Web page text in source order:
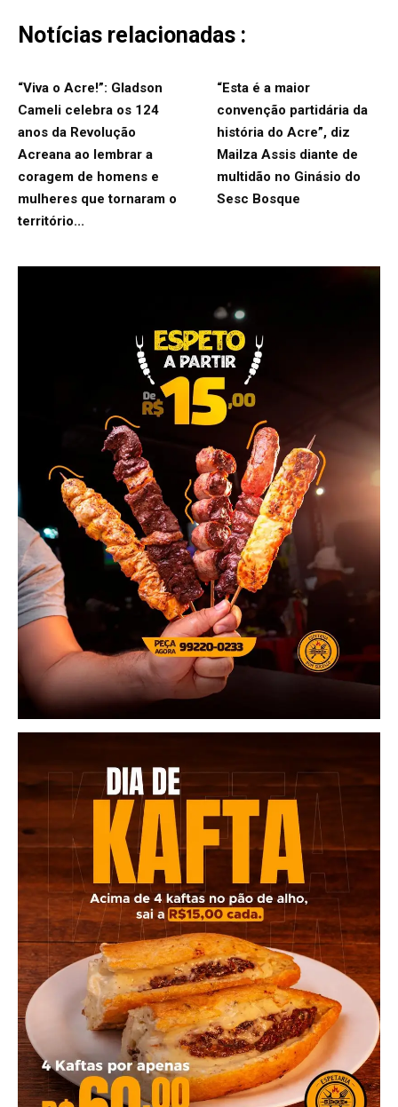
Notícias relacionadas :
“Viva o Acre!”: Gladson
Cameli celebra os 124
anos da Revolução
Acreana ao lembrar a
coragem de homens e
mulheres que tornaram o
território...
“Esta é a maior
convenção partidária da
história do Acre”, diz
Mailza Assis diante de
multidão no Ginásio do
Sesc Bosque